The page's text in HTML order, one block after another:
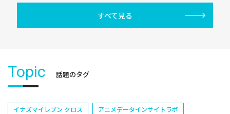
すべて見る
Topic 話題のタグ
イナズマイレブン クロス
アニメデータインサイトラボ